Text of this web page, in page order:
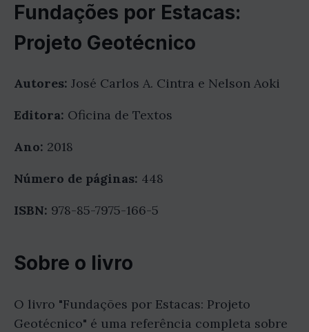
Fundações por Estacas:
Projeto Geotécnico
Autores: José Carlos A. Cintra e Nelson Aoki
Editora: Oficina de Textos
Ano: 2018
Número de páginas: 448
ISBN: 978-85-7975-166-5
Sobre o livro
O livro "Fundações por Estacas: Projeto
Geotécnico" é uma referência completa sobre